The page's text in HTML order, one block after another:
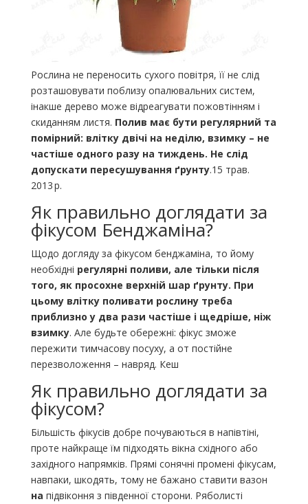
Рослина не переносить сухого повітря, її не слід
розташовувати поблизу опалювальних систем,
інакше дерево може відреагувати пожовтінням і
скиданням листя. Полив має бути регулярний та
помірний: влітку двічі на неділю, взимку – не
частіше одного разу на тиждень. Не слід
допускати пересушування ґрунту.15 трав.
2013 р.
Як правильно доглядати за
фікусом Бенджаміна?
Щодо догляду за фікусом бенджаміна, то йому
необхідні регулярні поливи, але тільки після
того, як просохне верхній шар ґрунту. При
цьому влітку поливати рослину треба
приблизно у два рази частіше і щедріше, ніж
взимку. Але будьте обережні: фікус зможе
пережити тимчасову посуху, а от постійне
перезволоження – навряд. Кеш
Як правильно доглядати за
фікусом?
Більшість фікусів добре почуваються в напівтіні,
проте найкраще їм підходять вікна східного або
західного напрямків. Прямі сонячні промені фікусам,
навпаки, шкодять, тому не бажано ставити вазон
на підвіконня з південної сторони. Ряболисті